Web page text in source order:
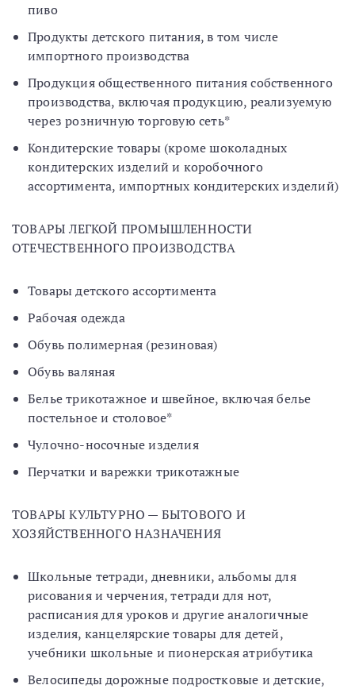
пиво
Продукты детского питания, в том числе
импортного производства
Продукция общественного питания собственного
производства, включая продукцию, реализуемую
через розничную торговую сеть*
Кондитерские товары (кроме шоколадных
кондитерских изделий и коробочного
ассортимента, импортных кондитерских изделий)
ТОВАРЫ ЛЕГКОЙ ПРОМЫШЛЕННОСТИ
ОТЕЧЕСТВЕННОГО ПРОИЗВОДСТВА
Товары детского ассортимента
Рабочая одежда
Обувь полимерная (резиновая)
Обувь валяная
Белье трикотажное и швейное, включая белье
постельное и столовое*
Чулочно-носочные изделия
Перчатки и варежки трикотажные
ТОВАРЫ КУЛЬТУРНО — БЫТОВОГО И
ХОЗЯЙСТВЕННОГО НАЗНАЧЕНИЯ
Школьные тетради, дневники, альбомы для
рисования и черчения, тетради для нот,
расписания для уроков и другие аналогичные
изделия, канцелярские товары для детей,
учебники школьные и пионерская атрибутика
Велосипеды дорожные подростковые и детские,